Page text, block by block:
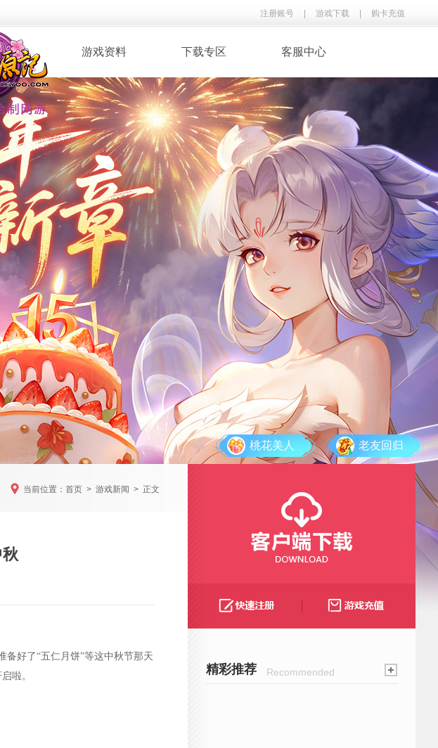
注册账号 游戏下载 购卡充值
客服中心
下载专区
游戏资料
· 录像下载
· 游戏音乐
· 玩家翻唱
· 新手指南
· 资料攻略
· 召唤兽图鉴
老友回归
桃花美人
当前位置： 首页 > 游戏新闻 > 正文
备好了“五仁月饼”等这中秋节那天
啦。 精彩推荐 Recommended